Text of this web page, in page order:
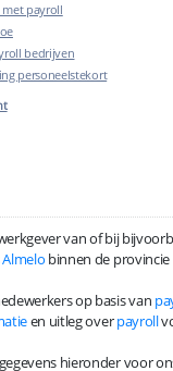
payroll
bedrijven
personeelstekort
van of bij
Almelo binnen de provincie
op basis van
en uitleg overpayroll
hieronder voor